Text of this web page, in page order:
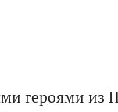
героями из